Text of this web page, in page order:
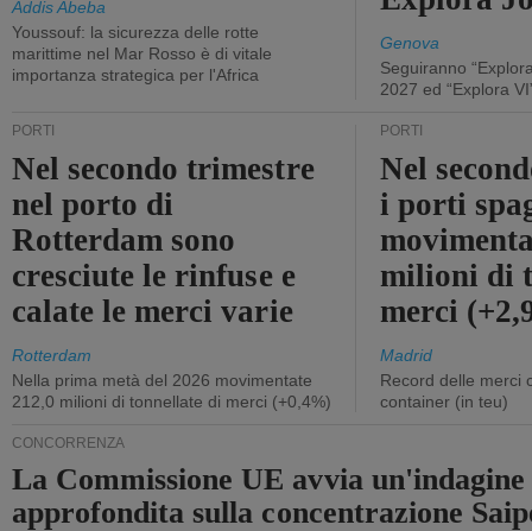
Addis Abeba
Youssouf: la sicurezza delle rotte
marittime nel Mar Rosso è di vitale
importanza strategica per l'Africa
Genova
Seguiranno
2027 ed “Explora
PORTI
Nel secondo trimestre
nel porto di
Rotterdam sono
cresciute le rinfuse e
calate le merci varie
Rotterdam
Nella prima metà del 2026 movimentate
212,0 milioni di tonnellate di merci (+0,4%)
PORTI
Nel
i porti
milioni di
merci
Madrid
Record delle merci
container (in teu)
CONCORRENZA
La Commissione UE avvia un'indagine
approfondita sulla concentrazione